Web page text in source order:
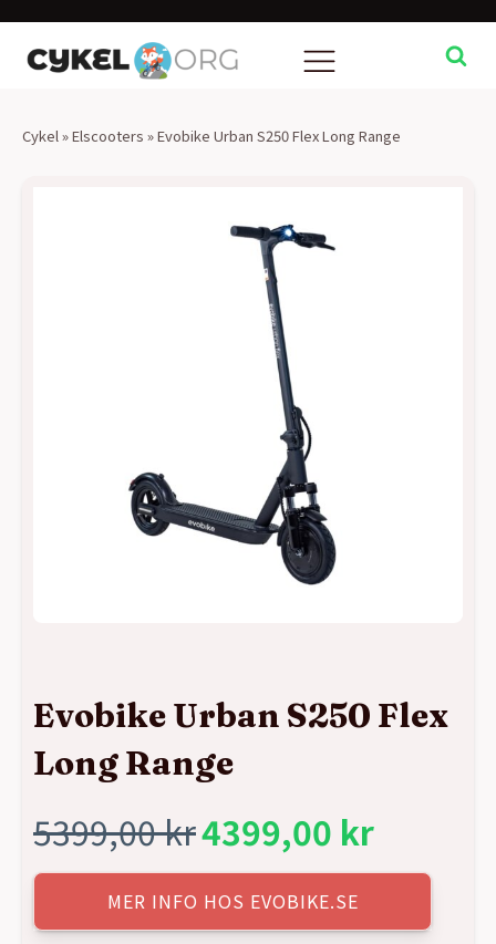
Cykel »Elscooters »Evobike Urban S250 Flex Long Range
Evobike Urban S250 Flex
Long Range
5399,00kr
Det
ursprungliga
4399,00 kr
Det
nuvarande
MER INFO HOS EVOBIKE.SE